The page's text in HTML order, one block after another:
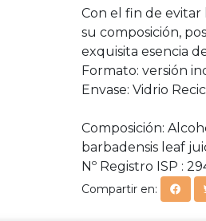
Con el fin de
su composición,
exquisita esencia
Formato: versión
Envase: Vidrio
Composición:
barbadensis leaf
Nº Registro ISP :
Compartir en: